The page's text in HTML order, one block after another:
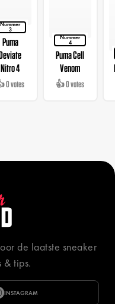
Nummer
3
Puma
Nitro 4
0 votes
Nummer
4
Puma Cell
Venom
👍 0 votes
de laatste sneaker
& tips.
INSTAGRAM